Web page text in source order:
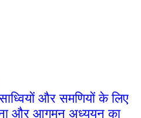
और समणियों के लिए
और आगमन अध्ययन का